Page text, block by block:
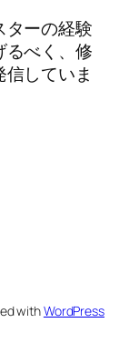
ターの経験
るべく、修
していま
withWordPress